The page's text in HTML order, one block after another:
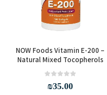
NOW Foods Vitamin E-200 –
Natural Mixed Tocopherols
₪35.00